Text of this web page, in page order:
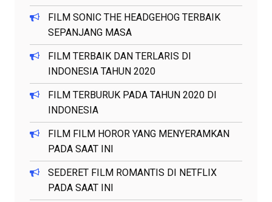
FILM SONIC THE HEADGEHOG TERBAIK
SEPANJANG MASA
FILM TERBAIK DAN TERLARIS DI
INDONESIA TAHUN 2020
FILM TERBURUK PADA TAHUN 2020 DI
INDONESIA
FILM FILM HOROR YANG MENYERAMKAN
PADA SAAT INI
SEDERET FILM ROMANTIS DI NETFLIX
PADA SAAT INI